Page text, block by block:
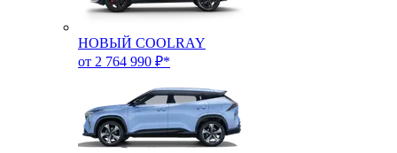
НОВЫЙ COOLRAY
от 2 764 990 ₽*